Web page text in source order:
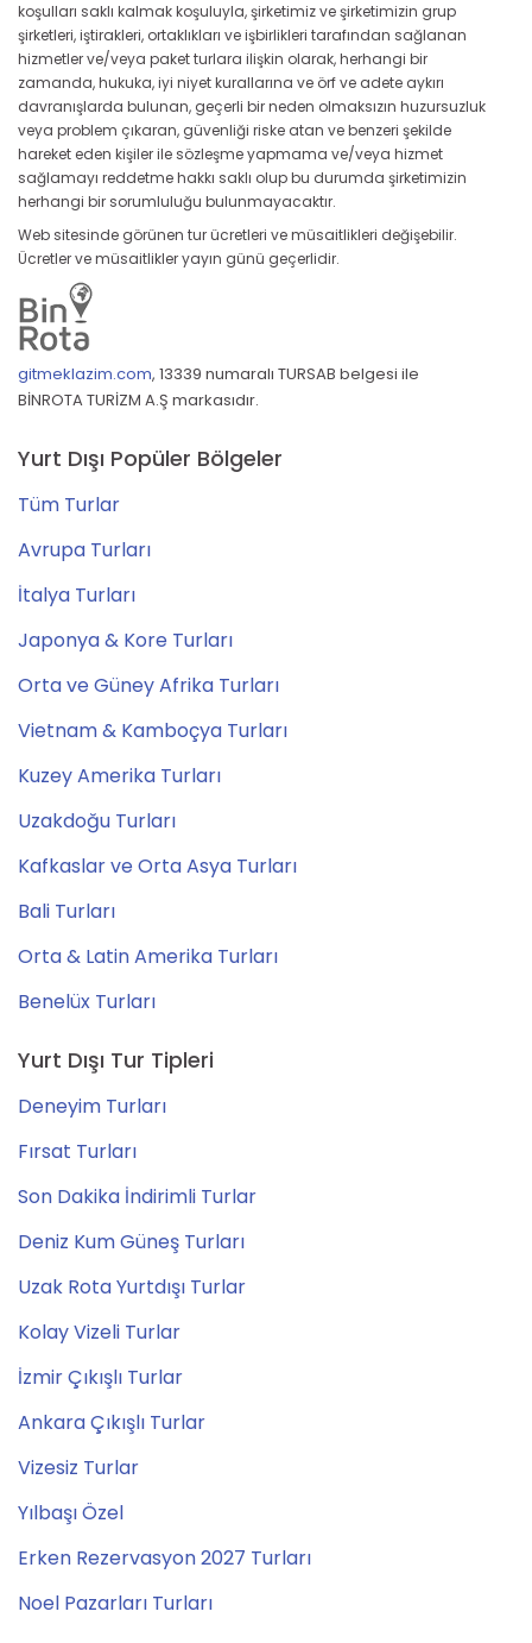
koşulları saklı kalmak koşuluyla, şirketimiz ve şirketimizin grup
şirketleri, iştirakleri, ortaklıkları ve işbirlikleri tarafından sağlanan
hizmetler ve/veya paket turlara ilişkin olarak, herhangi bir
zamanda, hukuka, iyi niyet kurallarına ve örf ve adete aykırı
davranışlarda bulunan, geçerli bir neden olmaksızın huzursuzluk
veya problem çıkaran, güvenliği riske atan ve benzeri şekilde
hareket eden kişiler ile sözleşme yapmama ve/veya hizmet
sağlamayı reddetme hakkı saklı olup bu durumda şirketimizin
herhangi bir sorumluluğu bulunmayacaktır.
Web sitesinde görünen tur ücretleri ve müsaitlikleri değişebilir.
Ücretler ve müsaitlikler yayın günü geçerlidir.
gitmeklazim.com, 13339 numaralı TURSAB belgesi ile
BİNROTA TURİZM A.Ş markasıdır.
Yurt Dışı Popüler Bölgeler
Tüm Turlar
Avrupa Turları
İtalya Turları
Japonya & Kore Turları
Orta ve Güney Afrika Turları
Vietnam & Kamboçya Turları
Kuzey Amerika Turları
Uzakdoğu Turları
Kafkaslar ve Orta Asya Turları
Bali Turları
Orta & Latin Amerika Turları
Benelüx Turları
Yurt Dışı Tur Tipleri
Deneyim Turları
Fırsat Turları
Son Dakika İndirimli Turlar
Deniz Kum Güneş Turları
Uzak Rota Yurtdışı Turlar
Kolay Vizeli Turlar
İzmir Çıkışlı Turlar
Ankara Çıkışlı Turlar
Vizesiz Turlar
Yılbaşı Özel
Erken Rezervasyon 2027 Turları
Noel Pazarları Turları